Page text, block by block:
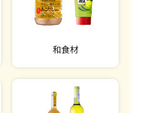
和食材